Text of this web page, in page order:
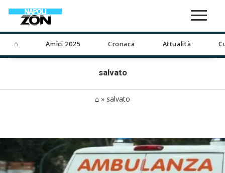
⌂ Amici 2025 Cronaca Attualità
salvato
⌂ » salvato